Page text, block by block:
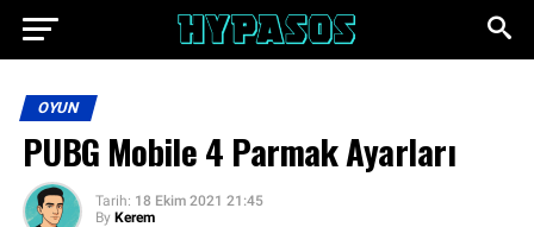
OYUN
PUBG Mobile 4 Parmak Ayarları
Tarih: 18 Ekim 2021 21:45
By Kerem